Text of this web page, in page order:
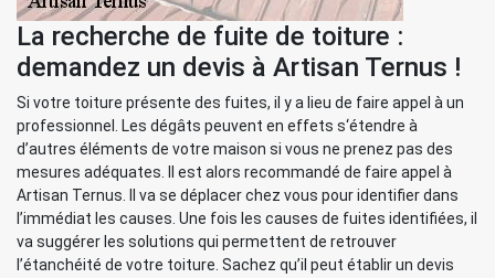
La recherche de fuite de toiture :
demandez un devis à Artisan Ternus !
Si votre toiture présente des fuites, il y a lieu de faire appel à un
professionnel. Les dégâts peuvent en effets s‘étendre à
d’autres éléments de votre maison si vous ne prenez pas des
mesures adéquates. Il est alors recommandé de faire appel à
Artisan Ternus. Il va se déplacer chez vous pour identifier dans
l’immédiat les causes. Une fois les causes de fuites identifiées, il
va suggérer les solutions qui permettent de retrouver
l’étanchéité de votre toiture. Sachez qu’il peut établir un devis